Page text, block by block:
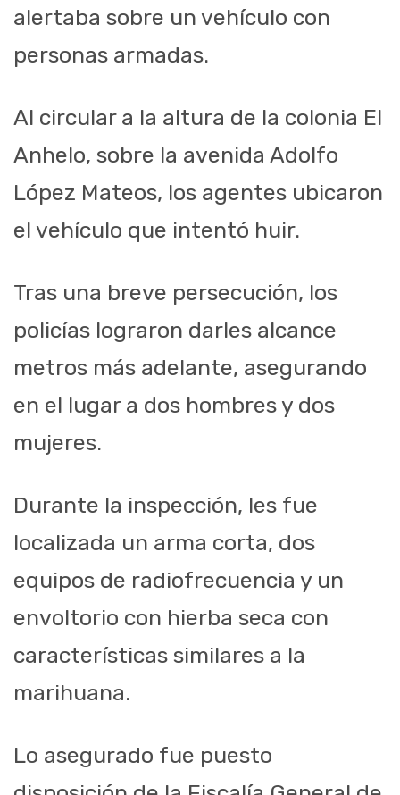
alertaba sobre un vehículo con
personas armadas.
Al circular a la altura de la colonia El
Anhelo, sobre la avenida Adolfo
López Mateos, los agentes ubicaron
el vehículo que intentó huir.
Tras una breve persecución, los
policías lograron darles alcance
metros más adelante, asegurando
en el lugar a dos hombres y dos
mujeres.
Durante la inspección, les fue
localizada un arma corta, dos
equipos de radiofrecuencia y un
envoltorio con hierba seca con
características similares a la
marihuana.
Lo asegurado fue puesto